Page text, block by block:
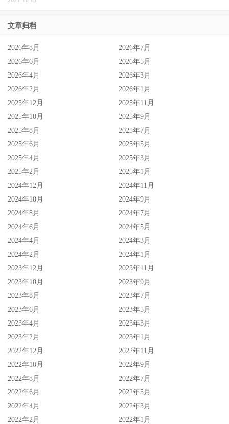
文章归档
2026年8月
2026年7月
2026年6月
2026年5月
2026年4月
2026年3月
2026年2月
2026年1月
2025年12月
2025年11月
2025年10月
2025年9月
2025年8月
2025年7月
2025年6月
2025年5月
2025年4月
2025年3月
2025年2月
2025年1月
2024年12月
2024年11月
2024年10月
2024年9月
2024年8月
2024年7月
2024年6月
2024年5月
2024年4月
2024年3月
2024年2月
2024年1月
2023年12月
2023年11月
2023年10月
2023年9月
2023年8月
2023年7月
2023年6月
2023年5月
2023年4月
2023年3月
2023年2月
2023年1月
2022年12月
2022年11月
2022年10月
2022年9月
2022年8月
2022年7月
2022年6月
2022年5月
2022年4月
2022年3月
2022年2月
2022年1月